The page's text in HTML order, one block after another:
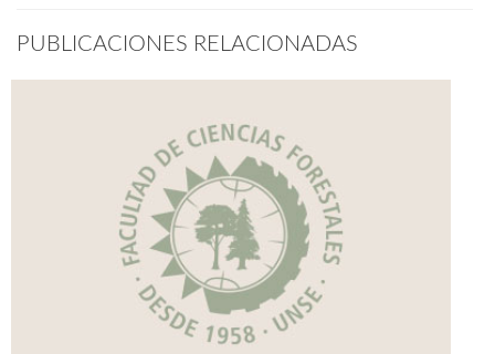
PUBLICACIONES RELACIONADAS